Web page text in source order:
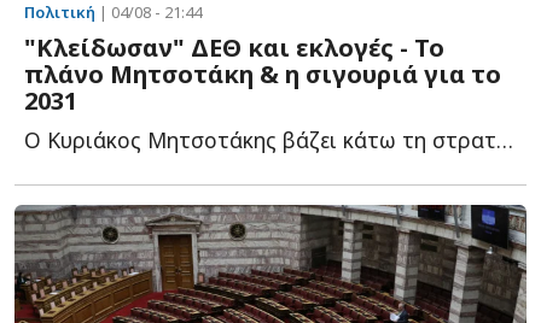
Πολιτική | 04/08 - 21:44
"Κλείδωσαν" ΔΕΘ και εκλογές - Το
πλάνο Μητσοτάκη & η σιγουριά για το
2031
Ο Κυριάκος Μητσοτάκης βάζει κάτω τη στρατηγική του ό...